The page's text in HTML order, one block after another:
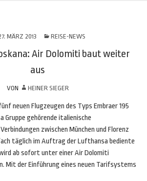
MÄRZ 2013 REISE-NEWS
Air Dolomiti baut weiter
aus
VON HEINER SIEGER
neuen Flugzeugen des Typs Embraer 195
Gruppe gehörende italienische
zwischen München und Florenz
täglich im Auftrag der Lufthansa bediente
ab sofort unter einer Air Dolomiti
Mit der Einführung eines neuen Tarifsystems